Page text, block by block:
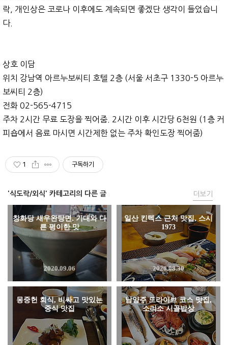
락, 개인상은 코로나 이후에도 계속되면 좋겠단 생각이 들었습니
다.
상호 이담
위치 강남역 아르누보씨티 호텔 2층 (서울 서초구 1330-5 아르누
보씨티 2층)
전화 02-565-4715
주차 2시간 무료 도장을 찍어줌. 2시간 이후 시간당 6천원 (1층 커
피숍에서 음료 마시면 시간제한 없는 주차 확인도장 찍어줌)
1 구독하기
'식도락/외식' 카테고리의 다른 글
창화당 새우완탕면, 기대와 다
른 평이한 맛
2020.09.06
일산 킨텍스 근처 맛집, 스시
1973
2020.08.30
몽중헌 회식, 비싸고 맛있는
중식 맛집
남양주 드라이브 코스 맛집,
소리소 시골밥상
더보기